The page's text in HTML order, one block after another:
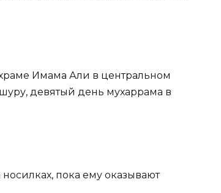
Имама Али в центральном
девятый день мухаррама в
пока ему оказывают